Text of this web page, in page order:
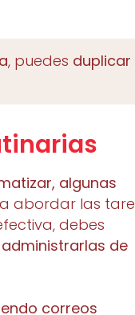
, puedes duplicar
algunas
abordar las
debes
de
correos